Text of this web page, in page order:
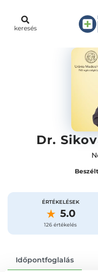
keresés
Dr.
ÉRTÉKELÉSEK
5.0
126 értékelés
Időpontfoglalás